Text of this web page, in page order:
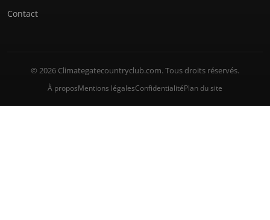
Contact
© 2026 Climategatecountryclub.com. Tous droits réservés.
À proposMentions légalesConfidentialitéPlan du site